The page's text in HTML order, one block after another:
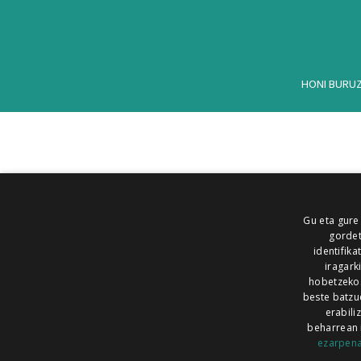
HONI BURUZ
ALEA
Gu eta
hobetzeko.
beste
beharrean